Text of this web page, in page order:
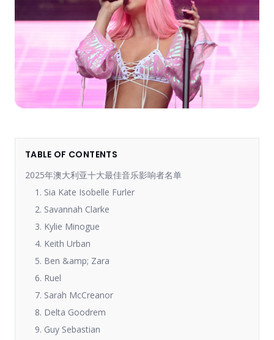
TABLE OF CONTENTS
2025年澳大利亚十大最佳音乐影响者名单
1. Sia Kate Isobelle Furler
2. Savannah Clarke
3. Kylie Minogue
4. Keith Urban
5. Ben &amp; Zara
6. Ruel
7. Sarah McCreanor
8. Delta Goodrem
9. Guy Sebastian